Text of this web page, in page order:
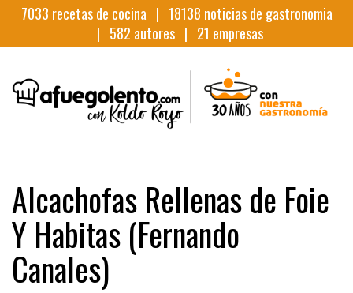
7033 recetas de cocina | 18138 noticias de gastronomia
| 582 autores | 21 empresas
Alcachofas Rellenas de Foie
Y Habitas (Fernando
Canales)